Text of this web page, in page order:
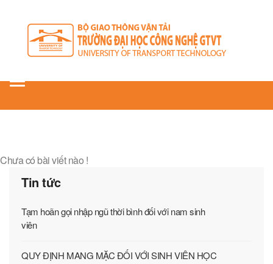
Toggle
Chưa có bài viết nào !
Tin tức
Tạm hoãn gọi nhập ngũ thời bình đối với nam sinh
viên
QUY ĐỊNH MANG MẶC ĐỐI VỚI SINH VIÊN HỌC